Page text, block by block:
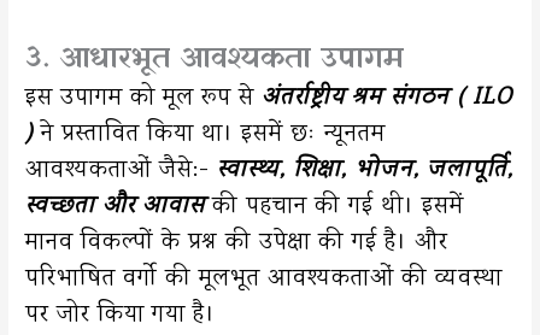
3. आधारभूत आवश्यकता उपागम
इस उपागम को मूल रूप से अंतर्राष्ट्रीय श्रम संगठन ( ILO
)ने प्रस्तावित किया था। इसमें छः न्यूनतम
आवश्यकताओं जैसे:- स्वास्थ्य, शिक्षा, भोजन, जलापूर्ति,
स्वच्छता और आवासकी पहचान की गई थी। इसमें
मानव विकल्पों के प्रश्न की उपेक्षा की गई है। और
परिभाषित वर्गो की मूलभूत आवश्यकताओं की व्यवस्था
पर जोर किया गया है।